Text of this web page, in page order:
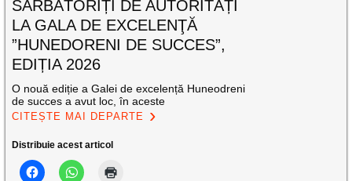
SĂRBĂTORIȚI DE AUTORITĂȚI
LA GALA DE EXCELENŢĂ
”HUNEDORENI DE SUCCES”,
EDIȚIA 2026
O nouă ediție a Galei de excelență Huneodreni
de succes a avut loc, în aceste
CITEȘTE MAI DEPARTE
Distribuie acest articol